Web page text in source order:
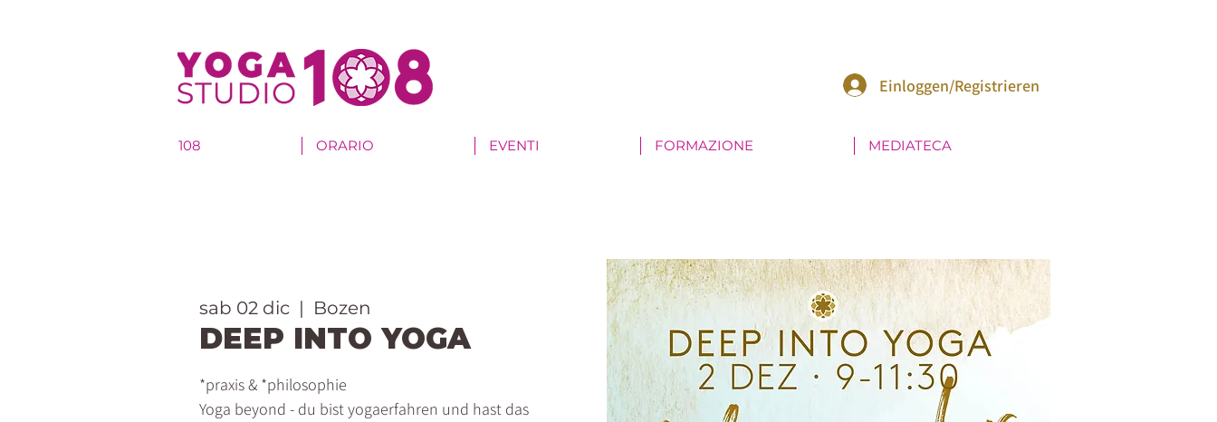
Einloggen/Registrieren
108 ORARIO EVENTI FORMAZIONE MEDIATECA
sab 02 dic
  |
Bozen
DEEP INTO YOGA
*praxis & *philosophie
Yoga beyond - du bist yogaerfahren und hast das